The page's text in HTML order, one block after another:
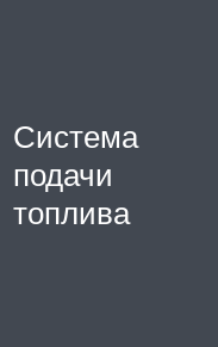
Система
подачи
топлива